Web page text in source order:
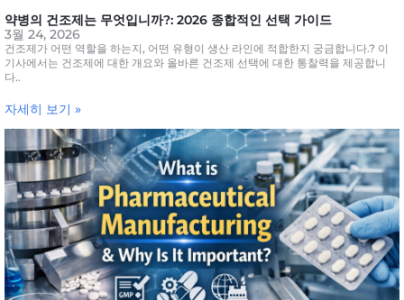
약병의 건조제는 무엇입니까?: 2026 종합적인 선택 가이드
3월 24, 2026
건조제가 어떤 역할을 하는지, 어떤 유형이 생산 라인에 적합한지 궁금합니다.? 이
기사에서는 건조제에 대한 개요와 올바른 건조제 선택에 대한 통찰력을 제공합니
다..
자세히 보기 »